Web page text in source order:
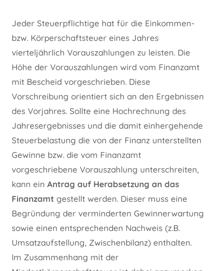
Jeder Steuerpflichtige hat für die Einkommen-
bzw. Körperschaftsteuer eines Jahres
vierteljährlich Vorauszahlungen zu leisten. Die
Höhe der Vorauszahlungen wird vom Finanzamt
mit Bescheid vorgeschrieben. Diese
Vorschreibung orientiert sich an den Ergebnissen
des Vorjahres. Sollte eine Hochrechnung des
Jahresergebnisses und die damit einhergehende
Steuerbelastung die von der Finanz unterstellten
Gewinne bzw. die vom Finanzamt
vorgeschriebene Vorauszahlung unterschreiten,
kann ein Antrag auf Herabsetzung an das
Finanzamt gestellt werden. Dieser muss eine
Begründung der verminderten Gewinnerwartung
sowie einen entsprechenden Nachweis (z.B.
Umsatzaufstellung, Zwischenbilanz) enthalten.
Im Zusammenhang mit der